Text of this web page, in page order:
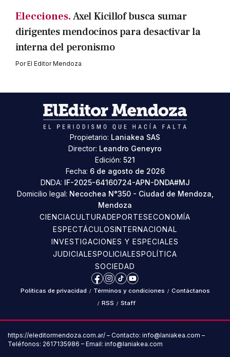
Elecciones.Axel Kicillof busca sumar
dirigentes mendocinos para desactivar la
interna del peronismo
PorEl Editor Mendoza
Propietario: Laniakea SAS
Director: Leandro Geneyro
Edición: 521
Fecha: 6 de agosto de 2026
DNDA: IF-2025-64160724-APN-DNDA#MJ
Domicilio legal: Necochea N°350 - Ciudad de Mendoza,
Mendoza
CIENCIACULTURADEPORTESECONOMÍA
ESPECTÁCULOSINTERNACIONAL
INVESTIGACIONES Y ESPECIALES
JUDICIALESPOLICIALESPOLÍTICA
SOCIEDAD
Facebook
Instagram
TikTokYouTube
Políticas de privacidad / Términos y condiciones / Contáctanos
/ RSS / Staff
https://eleditormendoza.com.ar/ – Contacto: info@laniakea.com –
Teléfonos: 2617135986 – Email: info@laniakea.com